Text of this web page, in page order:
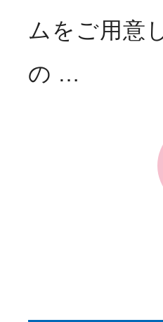
ムをご用意
の …